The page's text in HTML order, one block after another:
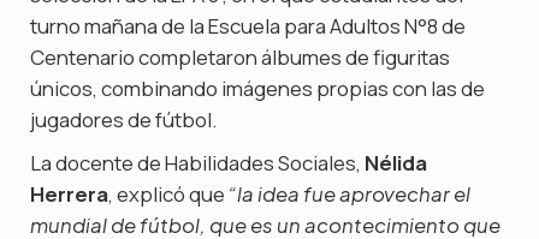
turno mañana de la Escuela para Adultos N°8 de
Centenario completaron álbumes de figuritas
únicos, combinando imágenes propias con las de
jugadores de fútbol.
La docente de Habilidades Sociales, Nélida
Herrera, explicó que “la idea fue aprovechar el
mundial de fútbol, que es un acontecimiento que